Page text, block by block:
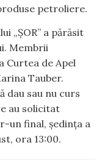
petroliere.
„ȘOR” a părăsit
Membrii
Curtea de Apel
Tauber.
dau sau nu curs
au solicitat
un final, ședința a
ora 13:00.